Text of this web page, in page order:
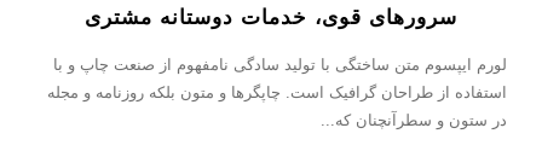
سرورهای قوی، خدمات دوستانه مشتری
لورم ایپسوم متن ساختگی با تولید سادگی نامفهوم از صنعت چاپ و با
استفاده از طراحان گرافیک است. چاپگرها و متون بلکه روزنامه و مجله
در ستون و سطرآنچنان که...